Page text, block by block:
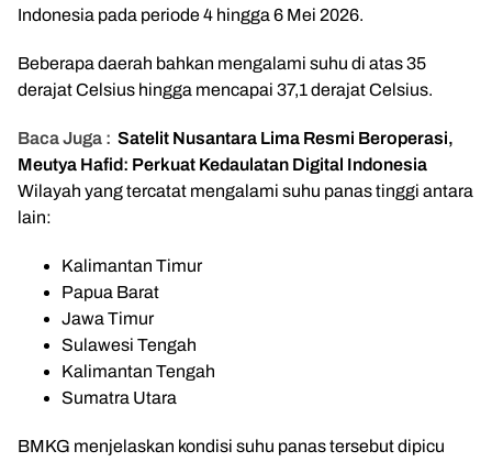
Indonesia pada periode 4 hingga 6 Mei 2026.
Beberapa daerah bahkan mengalami suhu di atas 35
derajat Celsius hingga mencapai 37,1 derajat Celsius.
Baca Juga : Satelit Nusantara Lima Resmi Beroperasi,
Meutya Hafid: Perkuat Kedaulatan Digital Indonesia
Wilayah yang tercatat mengalami suhu panas tinggi antara
lain:
Kalimantan Timur
Papua Barat
Jawa Timur
Sulawesi Tengah
Kalimantan Tengah
Sumatra Utara
BMKG menjelaskan kondisi suhu panas tersebut dipicu